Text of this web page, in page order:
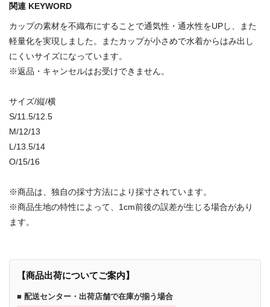
関連 KEYWORD
カップの素材を不織布にすることで通気性・通水性をUPし、また
軽量化を実現しました。またカップが小さめで水着からはみ出し
にくいサイズになっています。
※返品・キャンセルはお受けできません。
サイズ/縦/横
S/11.5/12.5
M/12/13
L/13.5/14
O/15/16
※商品は、独自の採寸方法により採寸されています。
※商品生地の特性によって、1cm前後の誤差が生じる場合があり
ます。
【商品出荷についてご案内】
■ 配送センター・出荷店舗で在庫が揃う場合